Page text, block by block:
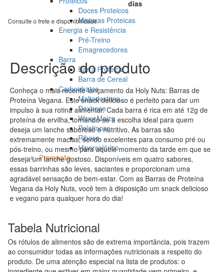
Doces Proteicos
Misturas Proteicas
Energia e Resistência
Pré-Treino
Emagrecedores
Barra
Barra Proteica
Barra de Cereal
Carboidratos
Maltodextrina
Dextrose
Waxy Maize
Palatinose
Ribose
Hipercalórico
Promoção
dias
Consulte o frete e disponibilidade
Descrição do produto
Conheça o mais recente lançamento da Holy Nuts: Barras de
Proteína Vegana. Este snack delicioso é perfeito para dar um
impulso à sua rotina alimentar. Cada barra é rica em até 12g de
proteína de ervilha, tornando-se a escolha ideal para quem
deseja um lanche saboroso e nutritivo. As barras são
extremamente macias, sendo excelentes para consumo pré ou
pós-treino, ou mesmo para aquele momento da tarde em que se
deseja um lanche gostoso. Disponíveis em quatro sabores,
essas barrinhas são leves, saciantes e proporcionam uma
agradável sensação de bem-estar. Com as Barras de Proteína
Vegana da Holy Nuts, você tem à disposição um snack delicioso
e vegano para qualquer hora do dia!
Tabela Nutricional
Os rótulos de alimentos são de extrema importância, pois trazem
ao consumidor todas as informações nutricionais a respeito do
produto. De uma atenção especial na lista de produtos: o